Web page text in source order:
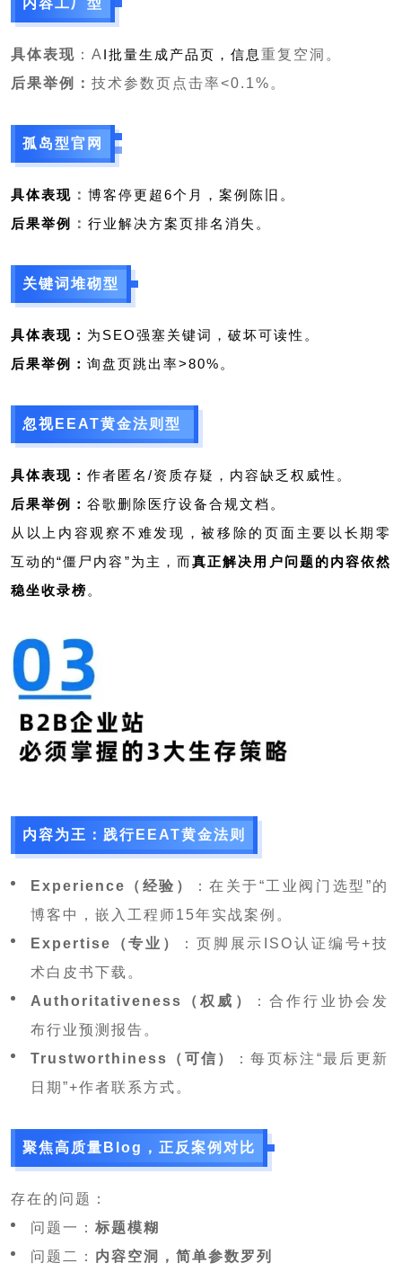
内容工厂型
具体表现 ：A I批量生成产品页，信息 重复空洞。
后果举例： 技术参数页点击率<0.1%。
孤岛型官网
算
法
级
清
理
“僵
页
面”
算
升
清
理
“僵
尸
具体表现 ： 博客停更超 6个月，案例陈旧。
后果举例
： 行业解决方案页排名消失。
关键词堆砌型
具体表现： 为 SEO强塞关键词，破坏可读性。
后果举例： 询盘页跳出率>80%。
忽视EEAT黄金法则型
具体表现： 作者匿名 /资质存疑，内容缺乏权威性。
后果举例： 谷歌删除医疗设备合规文档。
从以上内容观察 不难发现，被移除的页面主要以 长期零
互动的“僵尸内容”为主 ，而真正解决用户问题的内容依然
稳坐收录榜 。
内容为王：践行EEAT黄金法则
Experience（经验）
：在关于“工业阀门选型”的
博客中，嵌入工程师15年实战案例。
Expertise（专业）
：页脚展示ISO认证编号+技
术白皮书下载。
Authoritativeness（权威）
：合作行业协会发
布行业预测报告。
Trustworthiness（可信）
：每页标注“最后更新
日期”+作者联系方式。
聚焦高质量Blog，正反案例对比
存在的问题：
问题一： 标题模糊
问题二： 内容空洞，简单参数罗列